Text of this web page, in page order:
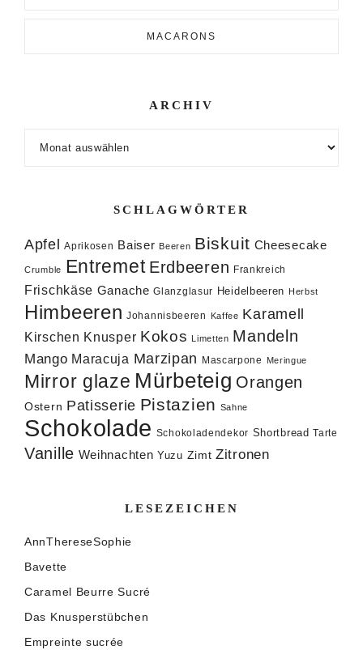
MACARONS
ARCHIV
SCHLAGWÖRTER
Apfel Aprikosen Baiser Beeren Biskuit Cheesecake
Crumble Entremet Erdbeeren Frankreich
Frischkäse Ganache Glanzglasur Heidelbeeren Herbst
Himbeeren Johannisbeeren Kaffee Karamell
Kirschen Knusper Kokos Limetten Mandeln
Mango Maracuja Marzipan Mascarpone Meringue
Mirror glaze Mürbeteig Orangen
Ostern Patisserie Pistazien Sahne
Schokolade Schokoladendekor Shortbread Tarte
Vanille Weihnachten Yuzu Zimt Zitronen
LESEZEICHEN
AnnThereseSophie
Bavette
Caramel Beurre Sucré
Das Knusperstübchen
Empreinte sucrée